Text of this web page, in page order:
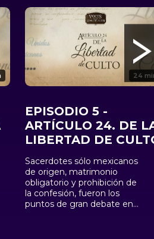
24
EPISODIO 5 -
ARTÍCULO 24. DE
LIBERTAD DE
Sacerdotes sólo mexicanos
de origen, matrimonio
obligatorio y prohibición de
la confesión, fueron los
puntos de gran debate en